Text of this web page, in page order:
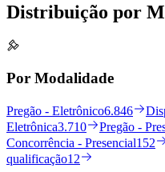
Distribuição por
Por Modalidade
Pregão - Eletrônico6.846
Eletrônica3.710 Pregão -
Concorrência - Presencial152
qualificação12